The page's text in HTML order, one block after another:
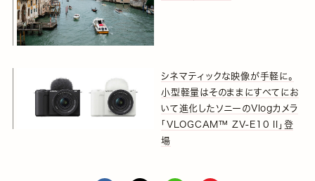
シネマティックな映像が手軽に。
小型軽量はそのままにすべてにお
いて進化したソニーのVlogカメラ
「VLOGCAM™ ZV-E10 II」登
場